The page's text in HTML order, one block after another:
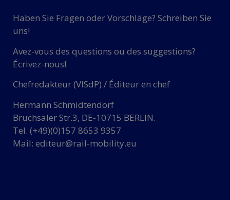
Haben Sie Fragen oder Vorschläge? Schreiben Sie
uns!
Avez-vous des questions ou des suggestions?
Écrivez-nous!
Chefredakteur (VISdP) / Éditeur en chef
Hermann Schmidtendorf
Bruchsaler Str.3, DE-10715 BERLIN.
Tel. (+49)(0)157 8653 9357
Mail: editeur@rail-mobility.eu